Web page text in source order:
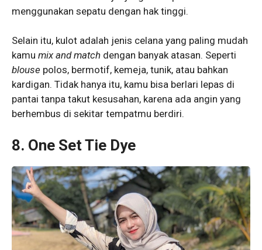
menggunakan sepatu dengan hak tinggi.
Selain itu, kulot adalah jenis celana yang paling mudah
kamu mix and match dengan banyak atasan. Seperti
blouse polos, bermotif, kemeja, tunik, atau bahkan
kardigan. Tidak hanya itu, kamu bisa berlari lepas di
pantai tanpa takut kesusahan, karena ada angin yang
berhembus di sekitar tempatmu berdiri.
8. One Set Tie Dye